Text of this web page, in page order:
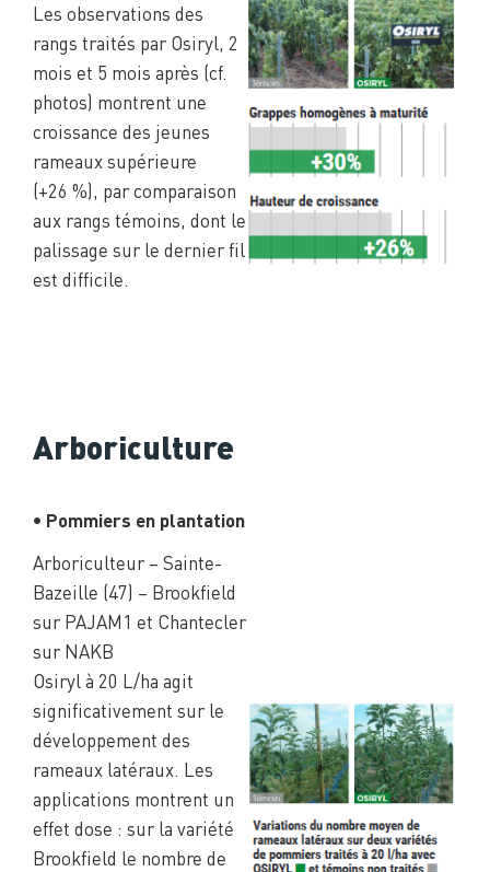
Les observations des
rangs traités par Osiryl, 2
mois et 5 mois après (cf.
photos) montrent une
croissance des jeunes
rameaux supérieure
(+26 %), par comparaison
aux rangs témoins, dont le
palissage sur le dernier fil
est difficile.
Arboriculture
• Pommiers en plantation
Arboriculteur – Sainte-
Bazeille (47) – Brookfield
sur PAJAM1 et Chantecler
sur NAKB
Osiryl à 20 L/ha agit
significativement sur le
développement des
rameaux latéraux. Les
applications montrent un
effet dose : sur la variété
Brookfield le nombre de